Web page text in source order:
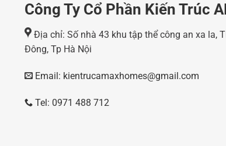
Công Ty Cổ Phần Kiến Trúc
Địa chỉ: Số nhà 43 khu tập thể công an xa la,
Đông, Tp Hà Nội
Email: kientrucamaxhomes@gmail.com
Tel: 0971 488 712